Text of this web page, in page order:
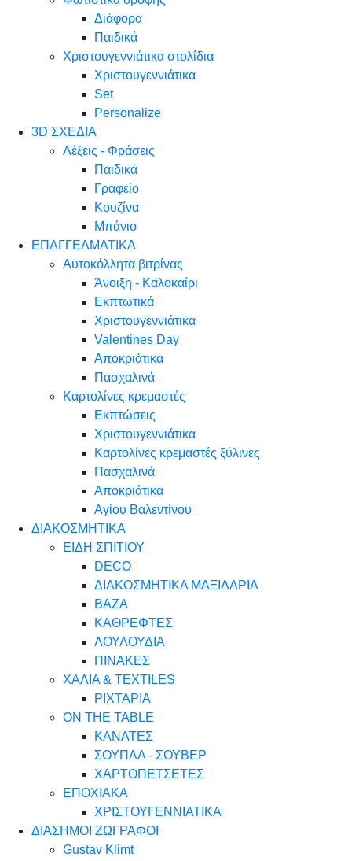
Διάφορα
Παιδικά
Χριστουγεννιάτικα στολίδια
Χριστουγεννιάτικα
Set
Personalize
3D ΣΧΕΔΙΑ
Λέξεις - Φράσεις
Παιδικά
Γραφείο
Κουζίνα
Μπάνιο
ΕΠΑΓΓΕΛΜΑΤΙΚΑ
Αυτοκόλλητα βιτρίνας
Άνοιξη - Καλοκαίρι
Εκπτωτικά
Χριστουγεννιάτικα
Valentines Day
Αποκριάτικα
Πασχαλινά
Καρτολίνες κρεμαστές
Εκπτώσεις
Χριστουγεννιάτικα
Καρτολίνες κρεμαστές ξύλινες
Πασχαλινά
Αποκριάτικα
Αγίου Βαλεντίνου
ΔΙΑΚΟΣΜΗΤΙΚΑ
ΕΙΔΗ ΣΠΙΤΙΟΥ
DECO
ΔΙΑΚΟΣΜΗΤΙΚΑ ΜΑΞΙΛΑΡΙΑ
ΒΑΖΑ
ΚΑΘΡΕΦΤΕΣ
ΛΟΥΛΟΥΔΙΑ
ΠΙΝΑΚΕΣ
ΧΑΛΙΑ & TEXTILES
ΡΙΧΤΑΡΙΑ
ON THE TABLE
ΚΑΝΑΤΕΣ
ΣΟΥΠΛΑ - ΣΟΥΒΕΡ
ΧΑΡΤΟΠΕΤΣΕΤΕΣ
ΕΠΟΧΙΑΚΑ
ΧΡΙΣΤΟΥΓΕΝΝΙΑΤΙΚΑ
ΔΙΑΣΗΜΟΙ ΖΩΓΡΑΦΟΙ
Gustav Klimt